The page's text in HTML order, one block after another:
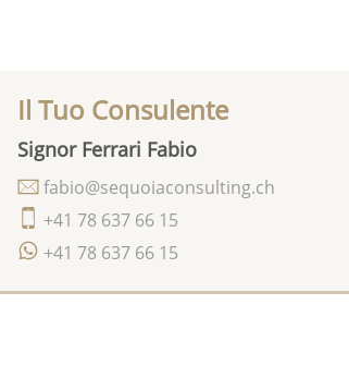
Il Tuo Consulente
Signor Ferrari Fabio
+41 78 637 66 15
+41 78 637 66 15
fabio@sequoiaconsulting.ch